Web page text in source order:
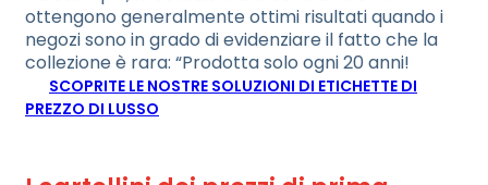
ottengono generalmente ottimi risultati quando i
negozi sono in grado di evidenziare il fatto che la
collezione è rara: “Prodotta solo ogni 20 anni!
SCOPRITE LE NOSTRE SOLUZIONI DI ETICHETTE DI
PREZZO DI LUSSO